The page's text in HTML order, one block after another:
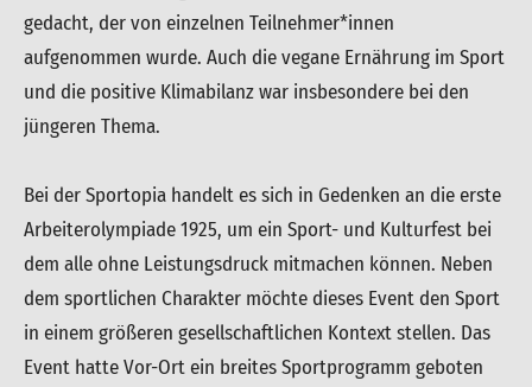
gedacht, der von einzelnen Teilnehmer*innen
aufgenommen wurde. Auch die vegane Ernährung im Sport
und die positive Klimabilanz war insbesondere bei den
jüngeren Thema.
Bei der Sportopia handelt es sich in Gedenken an die erste
Arbeiterolympiade 1925, um ein Sport- und Kulturfest bei
dem alle ohne Leistungsdruck mitmachen können. Neben
dem sportlichen Charakter möchte dieses Event den Sport
in einem größeren gesellschaftlichen Kontext stellen. Das
Event hatte Vor-Ort ein breites Sportprogramm geboten